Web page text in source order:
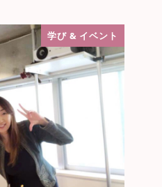
学び & イベント